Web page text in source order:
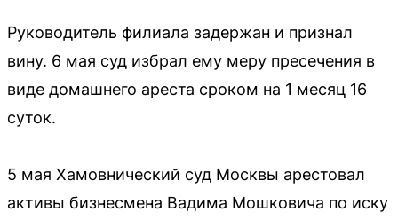
Руководитель филиала задержан и признал
вину. 6 мая суд избрал ему меру пресечения в
виде домашнего ареста сроком на 1 месяц 16
суток.
5 мая Хамовнический суд Москвы арестовал
активы бизнесмена Вадима Мошковича по иску